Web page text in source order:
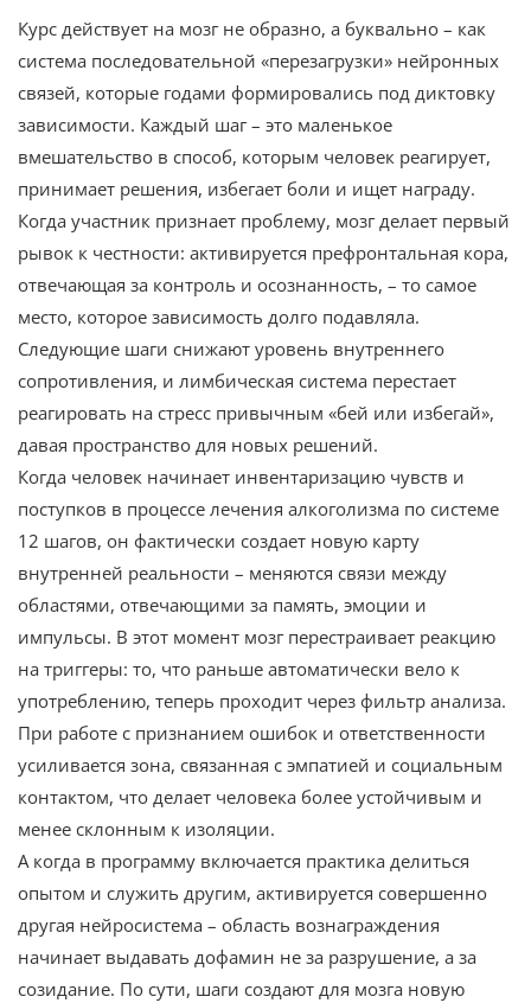
Курс действует на мозг не образно, а буквально – как
система последовательной «перезагрузки» нейронных
связей, которые годами формировались под диктовку
зависимости. Каждый шаг – это маленькое
вмешательство в способ, которым человек реагирует,
принимает решения, избегает боли и ищет награду.
Когда участник признает проблему, мозг делает первый
рывок к честности: активируется префронтальная кора,
отвечающая за контроль и осознанность, – то самое
место, которое зависимость долго подавляла.
Следующие шаги снижают уровень внутреннего
сопротивления, и лимбическая система перестает
реагировать на стресс привычным «бей или избегай»,
давая пространство для новых решений.
Когда человек начинает инвентаризацию чувств и
поступков в процессе лечения алкоголизма по системе
12 шагов, он фактически создает новую карту
внутренней реальности – меняются связи между
областями, отвечающими за память, эмоции и
импульсы. В этот момент мозг перестраивает реакцию
на триггеры: то, что раньше автоматически вело к
употреблению, теперь проходит через фильтр анализа.
При работе с признанием ошибок и ответственности
усиливается зона, связанная с эмпатией и социальным
контактом, что делает человека более устойчивым и
менее склонным к изоляции.
А когда в программу включается практика делиться
опытом и служить другим, активируется совершенно
другая нейросистема – область вознаграждения
начинает выдавать дофамин не за разрушение, а за
созидание. По сути, шаги создают для мозга новую